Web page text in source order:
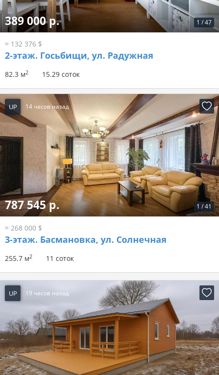
1 /47
389 000 р.
≈ 132 376 $
2-этаж. Госьбищи, ул. Радужная
82.3 м2 15.29 соток
UP 14 часов назад
1 /41
787 545 р.
≈ 268 000 $
3-этаж. Басмановка, ул. Солнечная
255.7 м2 11 соток
UP 19 часов назад